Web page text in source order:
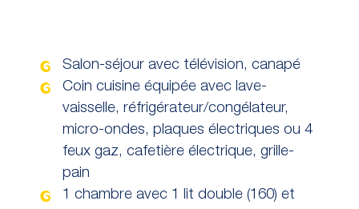
Salon-séjour avec télévision, canapé
Coin cuisine équipée avec lave-
vaisselle, réfrigérateur/congélateur,
micro-ondes, plaques électriques ou 4
feux gaz, cafetière électrique, grille-
pain
1 chambre avec 1 lit double (160) et